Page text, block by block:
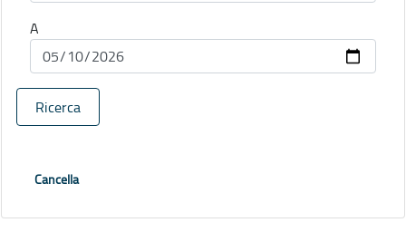
A
Ricerca
Cancella